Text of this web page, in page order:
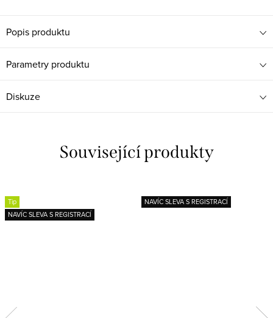
Popis produktu
Parametry produktu
Diskuze
Související produkty
Tip
NAVÍC SLEVA S REGISTRACÍ
NAVÍC SLEVA S REGISTRACÍ